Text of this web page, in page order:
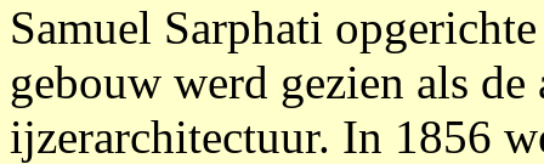
Samuel Sarphati
gebouw werd gezien als de
ijzerarchitectuur. In 1856